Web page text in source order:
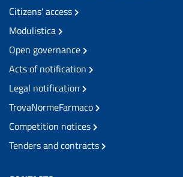
Citizens' access
Modulistica
Open governance
Acts of notification
Legal notification
TrovaNormeFarmaco
Competition notices
Tenders and contracts